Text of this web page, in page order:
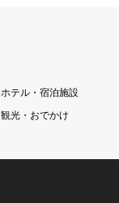
ホテル・宿泊施設
観光・おでかけ